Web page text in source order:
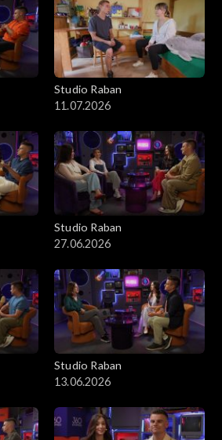
Studio Raban
11.07.2026
Studio Raban
27.06.2026
Studio Raban
13.06.2026